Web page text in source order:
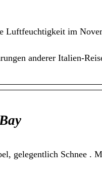
Luftfeuchtigkeit im
anderer Italien-
gelegentlich Schnee .